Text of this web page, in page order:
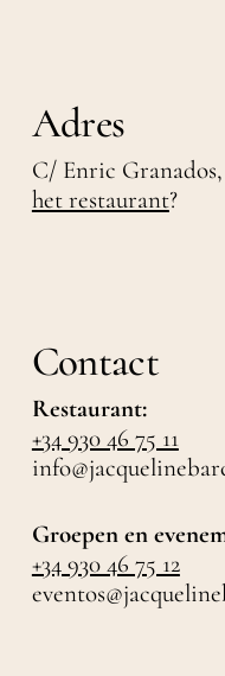
Adres
C/ Enric
het restaurant?
Contact
Restaurant:
+34 930 46 75 11
Groepen en
+34 930 46 75 12